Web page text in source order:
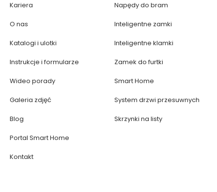
Kariera
O nas
Katalogi i ulotki
Instrukcje i formularze
Wideo porady
Galeria zdjęć
Blog
Portal Smart Home
Kontakt
Napędy do bram
Inteligentne zamki
Inteligentne klamki
Zamek do furtki
Smart Home
System drzwi przesuwnych
Skrzynki na listy